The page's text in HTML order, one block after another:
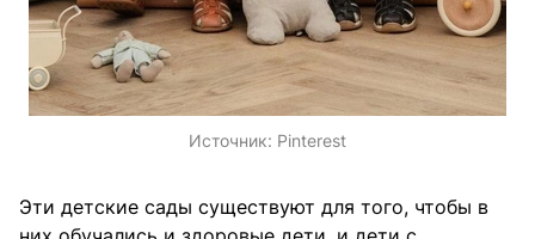
Источник: Pinterest
Эти детские сады существуют для того, чтобы в